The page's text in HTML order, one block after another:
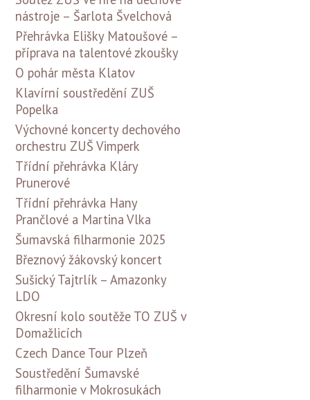
nástroje – Šarlota Švelchová
Přehrávka Elišky Matoušové –
příprava na talentové zkoušky
O pohár města Klatov
Klavírní soustředění ZUŠ
Popelka
Výchovné koncerty dechového
orchestru ZUŠ Vimperk
Třídní přehrávka Kláry
Prunerové
Třídní přehrávka Hany
Prančlové a Martina Vlka
Šumavská filharmonie 2025
Březnový žákovský koncert
Sušický Tajtrlík – Amazonky
LDO
Okresní kolo soutěže TO ZUŠ v
Domažlicích
Czech Dance Tour Plzeň
Soustředění Šumavské
filharmonie v Mokrosukách